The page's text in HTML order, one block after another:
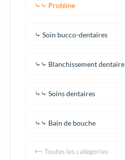
⤷⤷ Protéine
⤷ Soin bucco-dentaires
⤷⤷ Blanchissement dentaire
⤷⤷ Soins dentaires
⤷⤷ Bain de bouche
Toutes les catégories